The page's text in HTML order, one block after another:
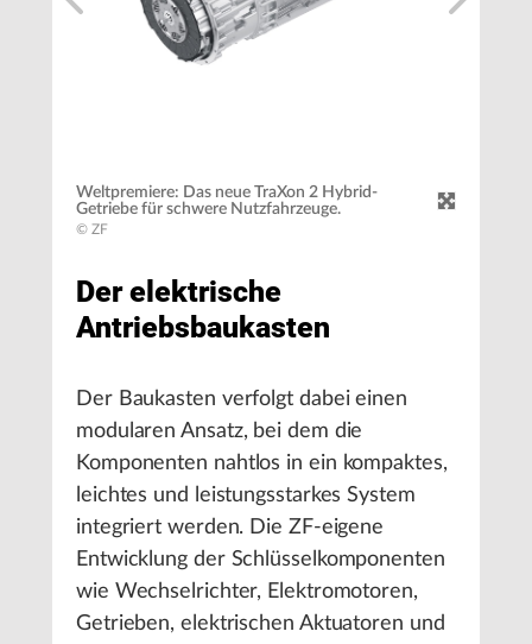
Weltpremiere: Das neue TraXon 2 Hybrid-
Getriebe für schwere Nutzfahrzeuge.
© ZF
Der elektrische
Antriebsbaukasten
Der Baukasten verfolgt dabei einen
modularen Ansatz, bei dem die
Komponenten nahtlos in ein kompaktes,
leichtes und leistungsstarkes System
integriert werden. Die ZF-eigene
Entwicklung der Schlüsselkomponenten
wie Wechselrichter, Elektromotoren,
Getrieben, elektrischen Aktuatoren und